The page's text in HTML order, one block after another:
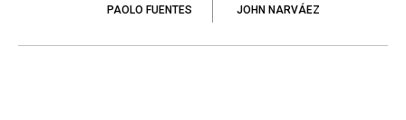
PAOLO FUENTES JOHN NARVÁEZ